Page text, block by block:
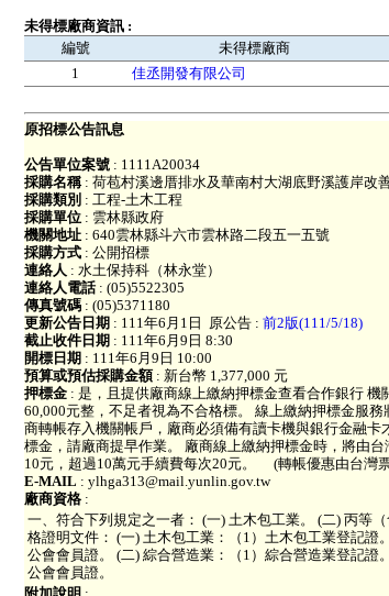
未得標廠商資訊 :
編號
未得標廠商
1
佳丞開發有限公司
原招標公告訊息
公告單位案號 : 1111A20034
採購名稱: 荷苞村溪邊厝排水及華南村大湖底野溪護岸改
採購類別 : 工程-土木工程
採購單位 : 雲林縣政府
機關地址 : 640雲林縣斗六市雲林路二段五一五號
採購方式 : 公開招標
連絡人 : 水土保持科（林永堂）
連絡人電話: (05)5522305
傳真號碼 : (05)5371180
更新公告日期 : 111年6月1日 原公告 : 前2版(111/5/18)
截止收件日期 : 111年6月9日 8:30
開標日期 : 111年6月9日 10:00
預算或預估採購金額: 新台幣 1,377,000 元
押標金 : 是，且提供廠商線上繳納押標金查看合作銀行
60,000元整，不足者視為不合格標。 線上繳納押標金服
商轉帳存入機關帳戶，廠商必須備有讀卡機與銀行金融
標金，請廠商提早作業。 廠商線上繳納押標金時，將由
10元，超過10萬元手續費每次20元。 (轉帳優惠由台灣
E-MAIL : ylhga313@mail.yunlin.gov.tw
廠商資格 :
一、符合下列規定之一者： (一) 土木包工業。 (二) 丙等
格證明文件： (一) 土木包工業：（1）土木包工業登記
公會會員證。 (二) 綜合營造業：（1）綜合營造業登記
公會會員證。